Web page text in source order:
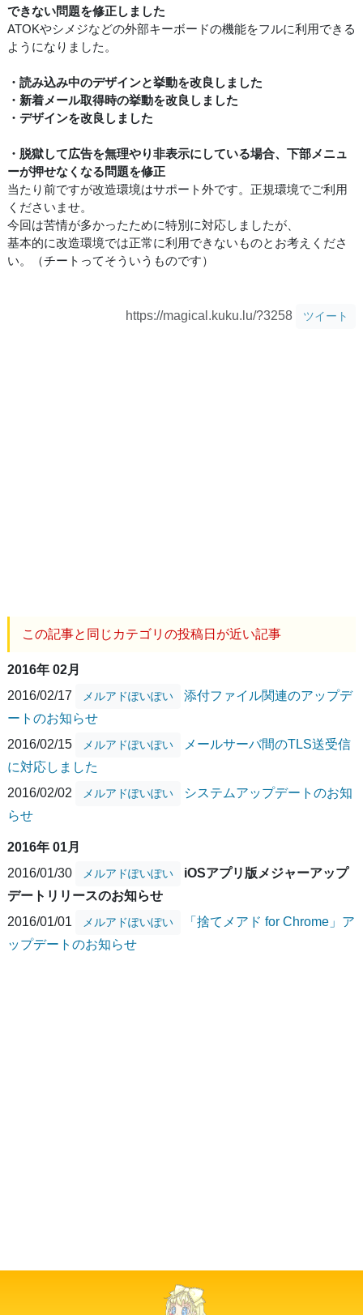
できない問題を修正しました
ATOKやシメジなどの外部キーボードの機能をフルに利用できる
ようになりました。
・読み込み中のデザインと挙動を改良しました
・新着メール取得時の挙動を改良しました
・デザインを改良しました
・脱獄して広告を無理やり非表示にしている場合、下部メニュ
ーが押せなくなる問題を修正
当たり前ですが改造環境はサポート外です。正規環境でご利用
くださいませ。
今回は苦情が多かったために特別に対応しましたが、
基本的に改造環境では正常に利用できないものとお考えくださ
い。（チートってそういうものです）
https://magical.kuku.lu/?3258 ツイート
この記事と同じカテゴリの投稿日が近い記事
2016年 02月
2016/02/17
メルアドぽいぽい
添付ファイル関連のアップデ
ートのお知らせ
2016/02/15
メルアドぽいぽい
メールサーバ間のTLS送受信
に対応しました
2016/02/02
メルアドぽいぽい
システムアップデートのお知
らせ
2016年 01月
2016/01/30
メルアドぽいぽい
iOSアプリ版メジャーアップ
デートリリースのお知らせ
2016/01/01
メルアドぽいぽい
「捨てメアド for Chrome」ア
ップデートのお知らせ